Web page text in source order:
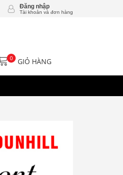
Đăng nhập
Tài khoản và đơn hàng
0 GIỎ HÀNG